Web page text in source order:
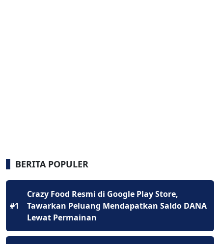
BERITA POPULER
#1
Crazy Food Resmi di Google Play Store,
Tawarkan Peluang Mendapatkan Saldo DANA
Lewat Permainan